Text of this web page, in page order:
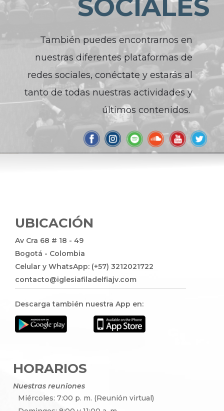
SOCIALES
También puedes encontrarnos en
nuestras diferentes plataformas de
redes sociales, conéctate y estarás al
tanto de todas nuestras actividades y
últimos contenidos.
UBICACIÓN
Av Cra 68 # 18 - 49
Bogotá - Colombia
Celular y WhatsApp: (+57) 3212021722
contacto@iglesiafiladelfiajv.com
Descarga también nuestra App en:
HORARIOS
Nuestras reuniones
Miércoles: 7:00 p. m. (Reunión virtual)